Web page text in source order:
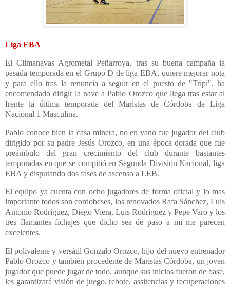
Liga EBA
El Climanavas Agrometal Peñarroya, tras su buena campaña la
pasada temporada en el Grupo D de liga EBA, quiere mejorar nota
y para ello tras la renuncia a seguir en el puesto de "Tripi", ha
encomendado dirigir la nave a Pablo Orozco que llega tras estar al
frente la última temporada del Maristas de Córdoba de Liga
Nacional 1 Masculina.
Pablo conoce bien la casa minera, no en vano fue jugador del club
dirigido por su padre Jesús Orozco, en una época dorada que fue
preámbulo del gran crecimiento del club durante bastantes
temporadas en que se compitió en Segunda División Nacional, liga
EBA y disputando dos fases de ascenso a LEB.
El equipo ya cuenta con ocho jugadores de forma oficial y lo mas
importante todos son cordobeses, los renovados Rafa Sánchez, Luis
Antonio Rodríguez, Diego Viera, Luis Rodríguez y Pepe Varo y los
tres flamantes fichajes que dicho sea de paso a mi me parecen
excelentes.
El polivalente y versátil Gonzalo Orozco, hijo del nuevo entrenador
Pablo Orozco y también procedente de Maristas Córdoba, un joven
jugador que puede jugar de todo, aunque sus inicios fueron de base,
les garantizará visión de juego, rebote, assitencias y recuperaciones